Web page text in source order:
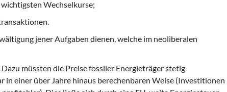
Wechselkurse;
jener Aufgaben dienen, welche im neoliberalen
müssten die Preise fossiler Energieträger stetig
in einer über Jahre hinaus berechenbaren Weise (Investitionen